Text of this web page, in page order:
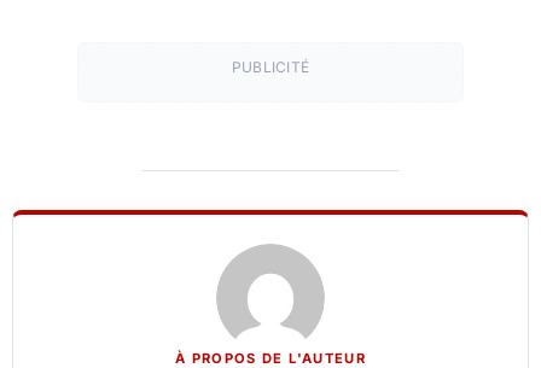
PUBLICITÉ
À PROPOS DE L'AUTEUR